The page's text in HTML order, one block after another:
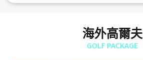
海外高爾夫
GOLF PACKAGE